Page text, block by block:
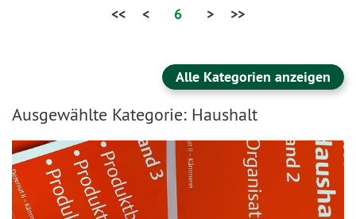
<< < 6 > >>
Alle Kategorien anzeigen
Ausgewählte Kategorie: Haushalt